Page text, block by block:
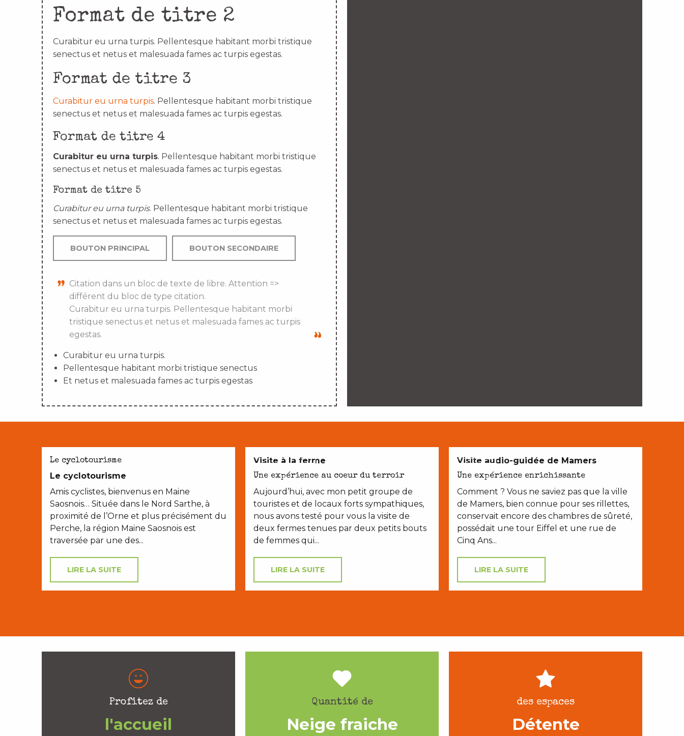
Format de titre 2
Curabitur eu urna turpis. Pellentesque habitant morbi tristique
senectus et netus et malesuada fames ac turpis egestas.
Format de titre 3
Curabitur eu urna turpis. Pellentesque habitant morbi tristique
senectus et netus et malesuada fames ac turpis egestas.
Format de titre 4
Curabitur eu urna turpis. Pellentesque habitant morbi tristique
senectus et netus et malesuada fames ac turpis egestas.
Format de titre 5
Curabitur eu urna turpis. Pellentesque habitant morbi tristique
senectus et netus et malesuada fames ac turpis egestas.
BOUTON PRINCIPAL BOUTON SECONDAIRE
Citation dans un bloc de texte de libre. Attention =>
différent du bloc de type citation.
Curabitur eu urna turpis. Pellentesque habitant morbi
tristique senectus et netus et malesuada fames ac turpis
egestas.
Curabitur eu urna turpis.
Pellentesque habitant morbi tristique senectus
Et netus et malesuada fames ac turpis egestas
Le cyclotourisme
Le cyclotourisme
Amis cyclistes, bienvenus en Maine
Saosnois… Située dans le Nord Sarthe, à
proximité de l’Orne et plus précisément du
Perche, la région Maine Saosnois est
traversée par une des...
LIRE LA SUITE
AVEC LES ENFANTS
Visite à la ferme
Une expérience au coeur du terroir
Aujourd’hui, avec mon petit groupe de
touristes et de locaux forts sympathiques,
nous avons testé pour vous la visite de
deux fermes tenues par deux petits bouts
de femmes qui...
LIRE LA SUITE
EN COUPLE
Visite audio-guidée de Mamers
Une expérience enrichissante
Comment ? Vous ne saviez pas que la ville
de Mamers, bien connue pour ses rillettes,
conservait encore des chambres de sûreté,
possédait une tour Eiffel et une rue de
Cinq Ans...
LIRE LA SUITE
Profitez de
l'accueil
Quantité de
Neige fraiche
des espaces
Détente